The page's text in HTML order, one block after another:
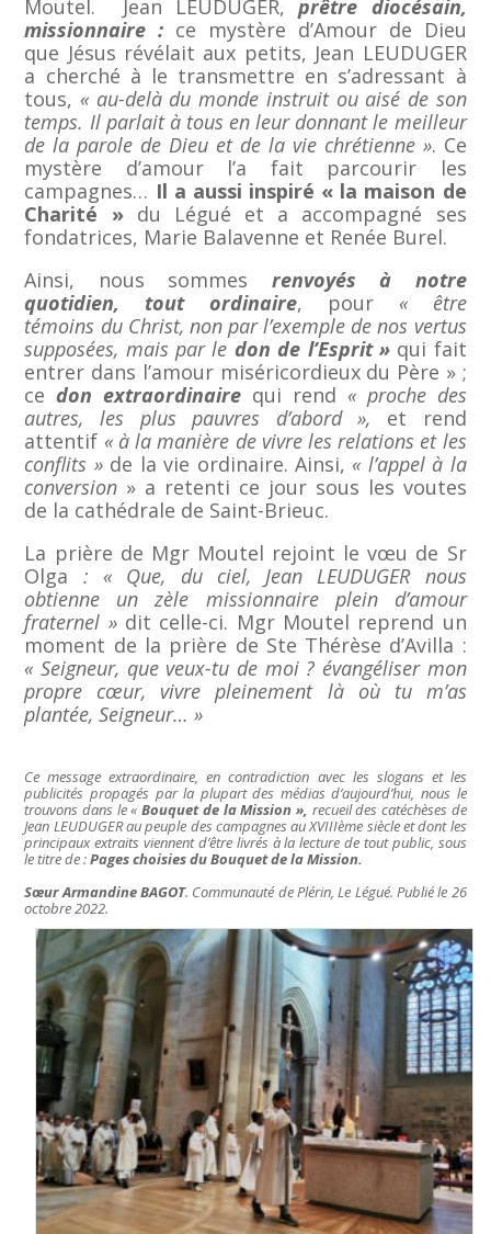
Moutel. Jean LEUDUGER,prêtre diocésain,
missionnaire : ce mystère d’Amour de Dieu
que Jésus révélait aux petits, Jean LEUDUGER
a cherché à le transmettre en s’adressant à
tous, « au-delà du monde instruit ou aisé de son
temps. Il parlait à tous en leur donnant le meilleur
de la parole de Dieu et de la vie chrétienne ». Ce
mystère d’amour l’a fait parcourir les
campagnes… Il a aussi inspiré « la maison de
Charité »du Légué et a accompagné ses
fondatrices, Marie Balavenne et Renée Burel.
Ainsi, nous sommes renvoyés à notre
quotidien, tout ordinaire, pour « être
témoins du Christ, non par l’exemple de nos vertus
supposées, mais par le don de l’Esprit »qui fait
entrer dans l’amour miséricordieux du Père » ;
cedon extraordinaire qui rend « proche des
autres, les plus pauvres d’abord », et rend
attentif « à la manière de vivre les relations et les
conflits »de la vie ordinaire. Ainsi, « l’appel à la
conversion » a retenti ce jour sous les voutes
de la cathédrale de Saint-Brieuc.
La prière de Mgr Moutel rejoint le vœu de Sr
Olga : « Que, du ciel, Jean LEUDUGER nous
obtienne un zèle missionnaire plein d’amour
fraternel »dit celle-ci. Mgr Moutel reprend un
moment de la prière de Ste Thérèse d’Avilla :
« Seigneur, que veux-tu de moi ? évangéliser mon
propre cœur, vivre pleinement là où tu m’as
plantée, Seigneur… »
Ce message extraordinaire, en contradiction avec les slogans et les
publicités propagés par la plupart des médias d’aujourd’hui, nous le
trouvons dans le «Bouquet de la Mission », recueil des catéchèses de
Jean LEUDUGER au peuple des campagnes au XVIIIème siècle et dont les
principaux extraits viennent d’être livrés à la lecture de tout public, sous
le titre de :Pages choisies du Bouquet de la Mission.
Sœur Armandine BAGOT. Communauté de Plérin, Le Légué. Publié le 26
octobre 2022.